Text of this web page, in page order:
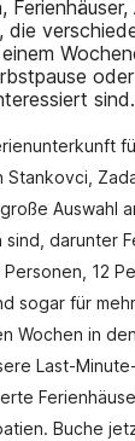
die
sind.
Auswahl
darunter
12
sogar für
Wochen in
Last-
Buche